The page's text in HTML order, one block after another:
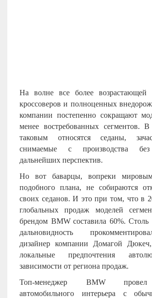
На волне все более возрастающей
кроссоверов и полноценных
компании постепенно сокращают
менее востребованных сегментов.
таковым относятся седаны,
снимаемые с производства без
дальнейших перспектив.
Но вот баварцы, вопреки
подобного плана, не собираются
своих седанов. И это при том, что в
глобальных продаж моделей
брендом BMW составила 60%. Столь
дальновидность
дизайнер компании Домагой
локальные предпочтения
зависимости от региона продаж.
Топ-менеджер BMW
автомобильного интерьера с